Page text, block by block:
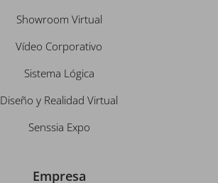
Showroom Virtual
Vídeo Corporativo
Sistema Lógica
Diseño y Realidad Virtual
Senssia Expo
Empresa